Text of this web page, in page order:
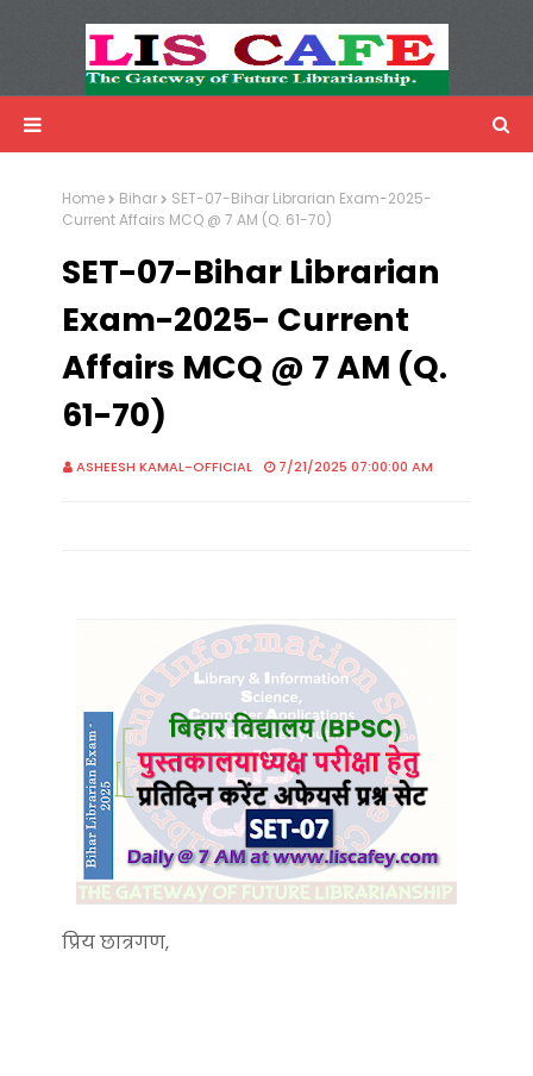
Advertisemnet
Home Bihar
SET-07-Bihar Librarian Exam-2025-
Current Affairs MCQ @ 7 AM (Q. 61-70)
SET-07-Bihar Librarian
Exam-2025- Current
Affairs MCQ @ 7 AM (Q.
61-70)
ASHEESH KAMAL-OFFICIAL 7/21/2025 07:00:00 AM
प्रिय छात्रगण,